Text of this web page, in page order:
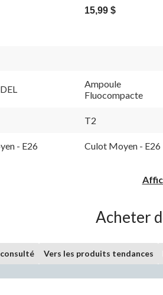
15,99 $
Ampoule
Fluocompacte
T2
- E26 Culot Moyen - E26
Acheter
Vers les produits tendances